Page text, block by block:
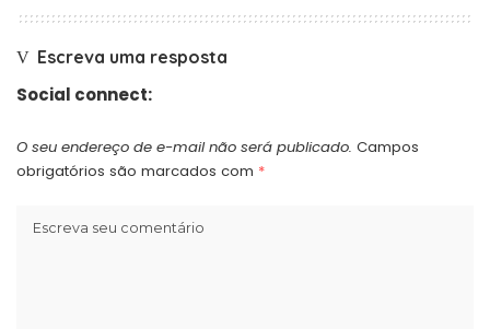
Escreva uma resposta
Social connect:
O seu endereço de e-mail não será publicado. Campos
obrigatórios são marcados com *